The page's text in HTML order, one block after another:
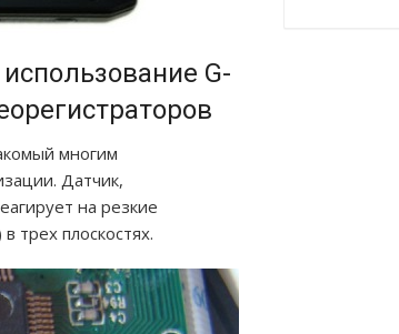
G-
многим
Датчик,
на резкие
трех плоскостях.